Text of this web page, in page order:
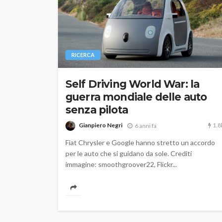
RICERCA
Self Driving World War: la
guerra mondiale delle auto
senza pilota
Gianpiero Negri 6 anni fa
Fiat Chrysler e Google hanno stretto un accordo
per le auto che si guidano da sole. Crediti
immagine: smoothgroover22, Flickr...